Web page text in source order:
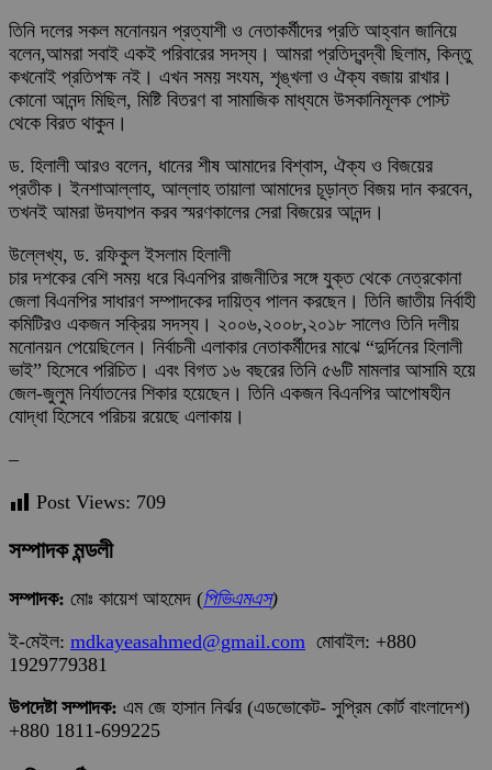
তিনি দলের সকল মনোনয়ন প্রত্যাশী ও নেতাকর্মীদের প্রতি আহ্বান জানিয়ে
বলেন,আমরা সবাই একই পরিবারের সদস্য। আমরা প্রতিদ্বন্দ্বী ছিলাম, কিন্তু
কখনোই প্রতিপক্ষ নই। এখন সময় সংযম, শৃঙ্খলা ও ঐক্য বজায় রাখার।
কোনো আনন্দ মিছিল, মিষ্টি বিতরণ বা সামাজিক মাধ্যমে উসকানিমূলক পোস্ট
থেকে বিরত থাকুন।
ড. হিলালী আরও বলেন, ধানের শীষ আমাদের বিশ্বাস, ঐক্য ও বিজয়ের
প্রতীক। ইনশাআল্লাহ, আল্লাহ তায়ালা আমাদের চূড়ান্ত বিজয় দান করবেন,
তখনই আমরা উদযাপন করব স্মরণকালের সেরা বিজয়ের আনন্দ।
উল্লেখ্য, ড. রফিকুল ইসলাম হিলালী
চার দশকের বেশি সময় ধরে বিএনপির রাজনীতির সঙ্গে যুক্ত থেকে নেত্রকোনা
জেলা বিএনপির সাধারণ সম্পাদকের দায়িত্ব পালন করছেন। তিনি জাতীয় নির্বাহী
কমিটিরও একজন সক্রিয় সদস্য। ২০০৬,২০০৮,২০১৮ সালেও তিনি দলীয়
মনোনয়ন পেয়েছিলেন। নির্বাচনী এলাকার নেতাকর্মীদের মাঝে “দুর্দিনের হিলালী
ভাই” হিসেবে পরিচিত। এবং বিগত ১৬ বছরের তিনি ৫৬টি মামলার আসামি হয়ে
জেল-জুলুম নির্যাতনের শিকার হয়েছেন। তিনি একজন বিএনপির আপোষহীন
যোদ্ধা হিসেবে পরিচয় রয়েছে এলাকায়।
–
Post Views: 709
সম্পাদক মন্ডলী
সম্পাদক: মোঃ কায়েশ আহমেদ (পিভিএমএস)
ই-মেইল: mdkayeasahmed@gmail.com মোবাইল: +880
1929779381
উপদেষ্টা সম্পাদক: এম জে হাসান নির্ঝর (এডভোকেট- সুপ্রিম কোর্ট বাংলাদেশ)
+880 1811-699225